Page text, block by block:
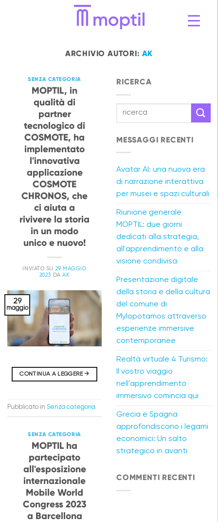
ARCHIVIO AUTORI: AK
SENZA CATEGORIA
MOPTIL, in
qualità di
partner
tecnologico di
COSMOTE, ha
implementato
l'innovativa
applicazione
COSMOTE
CHRONOS, che
ci aiuta a
rivivere la storia
in un modo
unico e nuovo!
INVIATO SU 29 MAGGIO
2023 DAAK
29
maggio
CONTINUA A LEGGERE→
Pubblicato in Senza categoria
SENZA CATEGORIA
MOPTIL ha
partecipato
all'esposizione
internazionale
Mobile World
Congress 2023
a Barcellona
RICERCA
MESSAGGI RECENTI
Avatar AI: una nuova era
di narrazione interattiva
per musei e spazi culturali
Riunione generale
MOPTIL: due giorni
dedicati alla strategia,
all'apprendimento e alla
visione condivisa
Presentazione digitale
della storia e della cultura
del comune di
Mylopotamos attraverso
esperienze immersive
contemporanee
Realtà virtuale 4 Turismo:
Il vostro viaggio
nell'apprendimento
immersivo comincia qui
Grecia e Spagna
approfondiscono i legami
economici: Un salto
strategico in avanti
COMMENTI RECENTI